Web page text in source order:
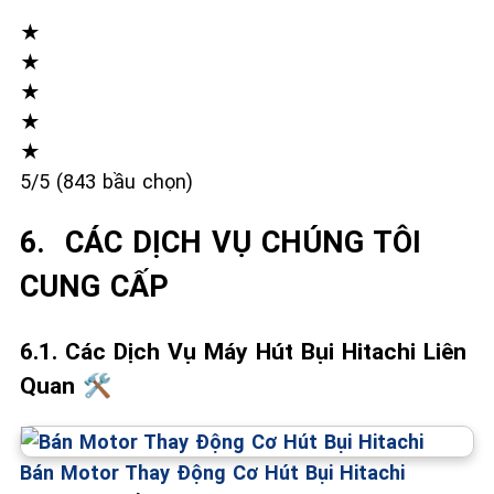
★
★
★
★
★
5/5 (843 bầu chọn)
6. ️ CÁC DỊCH VỤ CHÚNG TÔI
CUNG CẤP
6.1. Các Dịch Vụ Máy Hút Bụi Hitachi Liên
Quan 🛠️
Bán Motor Thay Động Cơ Hút Bụi Hitachi